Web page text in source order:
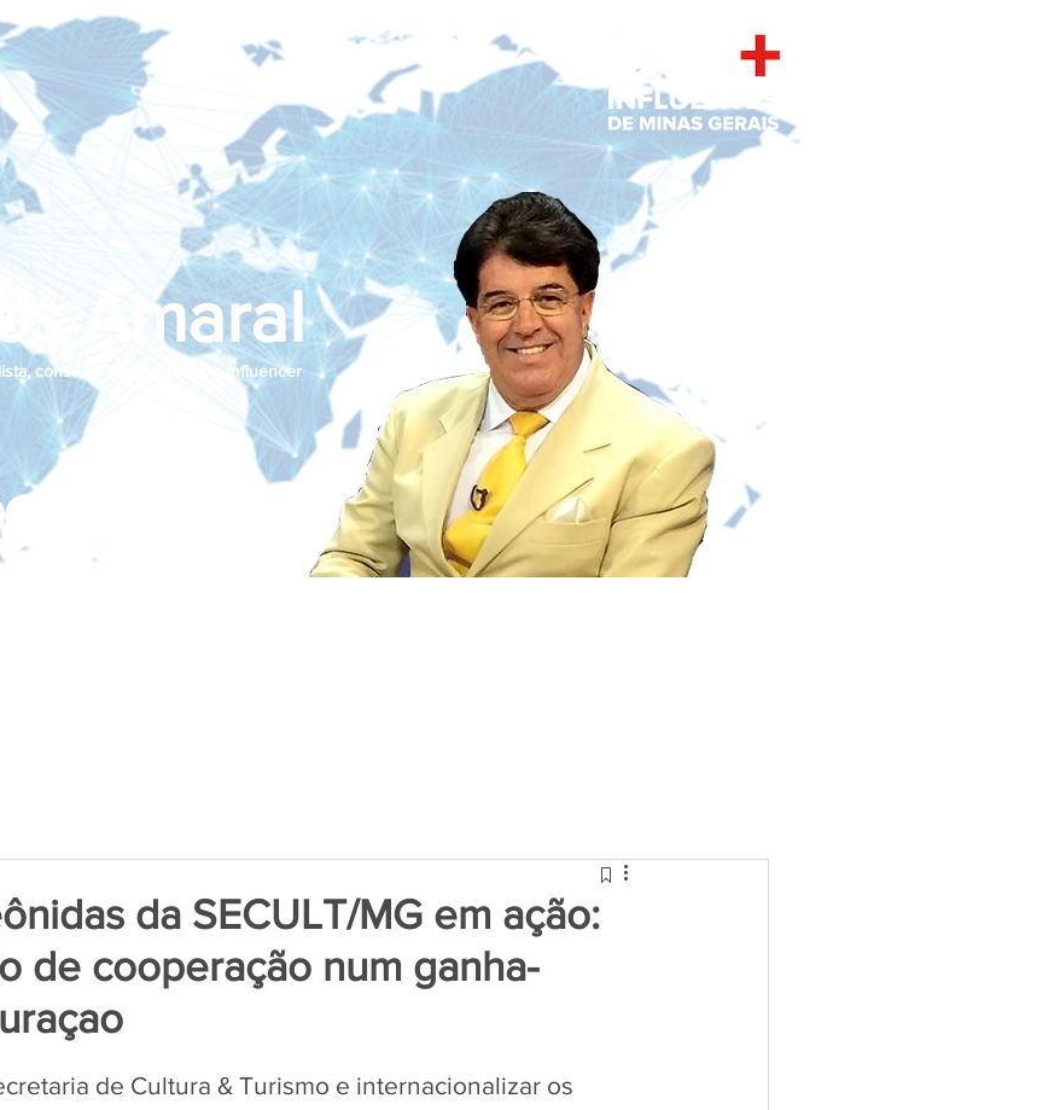
Amaral
consultor de empresas e influencer
da SECULT/MG em ação:
de cooperação num ganha-
de Cultura & Turismo e internacionalizar os